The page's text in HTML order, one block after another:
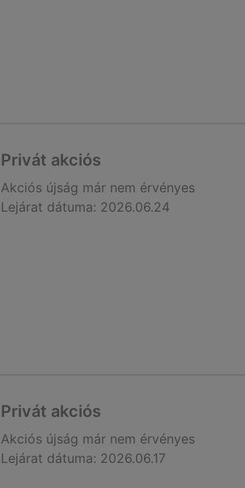
Privát akciós
Akciós újság már nem érvényes
Lejárat dátuma: 2026.06.24
Privát akciós
Akciós újság már nem érvényes
Lejárat dátuma: 2026.06.17